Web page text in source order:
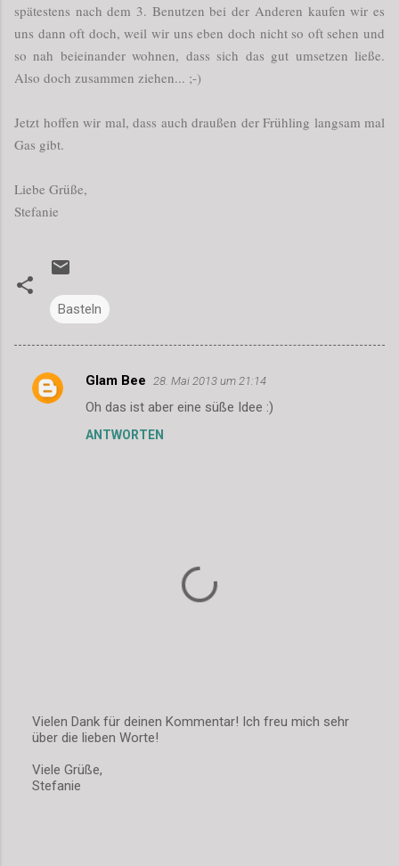
spätestens nach dem 3. Benutzen bei der Anderen kaufen wir es
uns dann oft doch, weil wir uns eben doch nicht so oft sehen und
so nah beieinander wohnen, dass sich das gut umsetzen ließe.
Also doch zusammen ziehen... ;-)
Jetzt hoffen wir mal, dass auch draußen der Frühling langsam mal
Gas gibt.
Liebe Grüße,
Stefanie
Basteln
K
Glam Bee 28. Mai 2013 um 21:14
Oh das ist aber eine süße Idee :)
ANTWORTEN
K
m
m
Vielen Dank für deinen Kommentar! Ich freu mich sehr
über die lieben Worte!
Viele Grüße,
Stefanie